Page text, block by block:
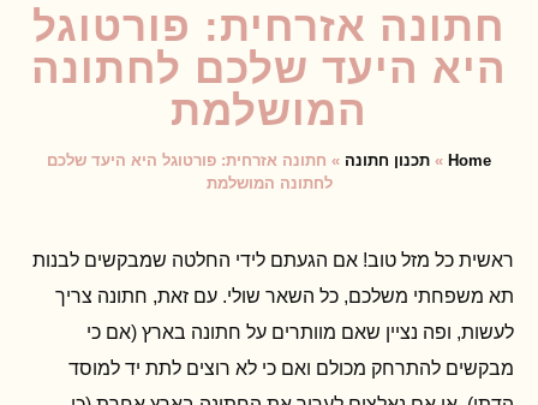
חתונה אזרחית: פורטוגל
היא היעד שלכם לחתונה
המושלמת
Home
» תכנון חתונה » חתונה אזרחית: פורטוגל היא היעד שלכם
לחתונה המושלמת
ראשית כל מזל טוב! אם הגעתם לידי החלטה שמבקשים לבנות
תא משפחתי משלכם, כל השאר שולי. עם זאת, חתונה צריך
לעשות, ופה נציין שאם מוותרים על חתונה בארץ (אם כי
מבקשים להתרחק מכולם ואם כי לא רוצים לתת יד למוסד